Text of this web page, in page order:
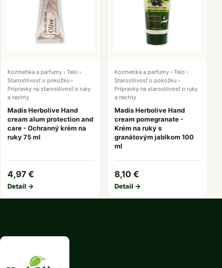
Kozmetika a parfumy › Telo ›
Starostlivosť o pokožku ›
Prípravky na starostlivosť o ruky
a nechty
Madis Herbolive Hand
cream alum protection and
care - Ochranný krém na
ruky 75 ml
4,97 €
Detail →
Kozmetika a parfumy › Telo ›
Starostlivosť o pokožku ›
Prípravky na starostlivosť o ruky
a nechty
Madis Herbolive Hand
cream pomegranate -
Krém na ruky s
granátovým jablkom 100
ml
8,10 €
Detail →